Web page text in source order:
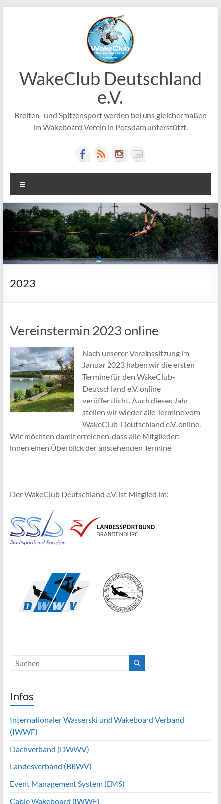
WakeClub Deutschland
e.V.
Breiten- und Spitzensport werden bei uns gleichermaßen
im Wakeboard Verein in Potsdam unterstützt.
2023
Vereinstermin 2023 online
Nach unserer Vereinssitzung im
Januar 2023 haben wir die ersten
Termine für den WakeClub-
Deutschland e.V. online
veröffentlicht. Auch dieses Jahr
stellen wir wieder alle Termine vom
WakeClub-Deutschland e.V. online.
Wir möchten damit erreichen, dass alle Mitglieder:
innen einen Überblick der anstehenden Termine
Der WakeClub Deutschland e.V. ist Mitglied im:
Infos
Internationaler Wasserski und Wakeboard Verband
(IWWF)
Dachverband (DWWV)
Landesverband (BBWV)
Event Management System (EMS)
Cable Wakeboard (IWWF)